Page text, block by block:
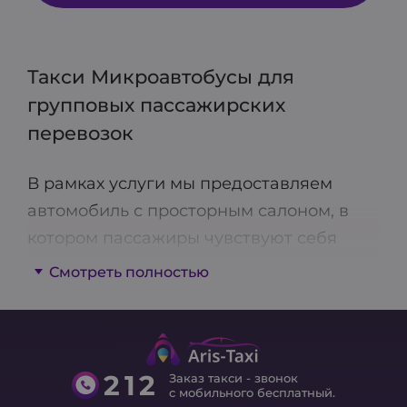
Такси Микроавтобусы для
групповых пассажирских
перевозок
В рамках услуги мы предоставляем
автомобиль с просторным салоном, в
котором пассажиры чувствуют себя
комфортнее, чем в седане или
для перевозки грузов вместе с людьми.
Смотреть полностью
212
Заказ такси - звонок
с мобильного бесплатный.